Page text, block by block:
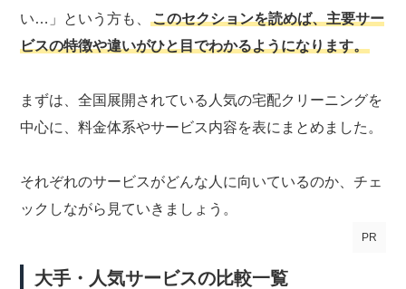
い…」という方も、このセクションを読めば、主要サー
ビスの特徴や違いがひと目でわかるようになります。
まずは、全国展開されている人気の宅配クリーニングを
中心に、料金体系やサービス内容を表にまとめました。
それぞれのサービスがどんな人に向いているのか、チェ
ックしながら見ていきましょう。
PR
大手・人気サービスの比較一覧